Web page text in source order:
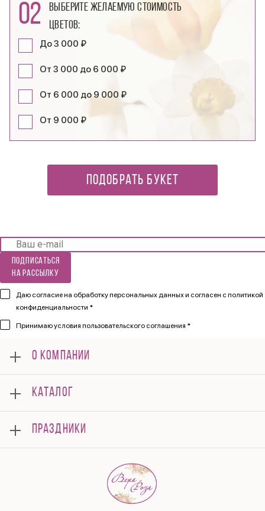
02
Выберите желаемую стоимость
цветов:
До 3 000 ₽
От 3 000 до 6 000 ₽
От 6 000 до 9 000 ₽
От 9 000 ₽
ПОДОБРАТЬ БУКЕТ
Подписаться
на рассылку
Даю согласие на обработку персональных данных и согласен с политикой
конфиденциальности *
Принимаюусловия пользовательского соглашения *
О КОМПАНИИ
Мероприятия
Корпоративным клиентам
Оплата
Доставка
Отзывы
Политика конфиденциальности
КАТАЛОГ
Композиции
Подарки
ПРАЗДНИКИ